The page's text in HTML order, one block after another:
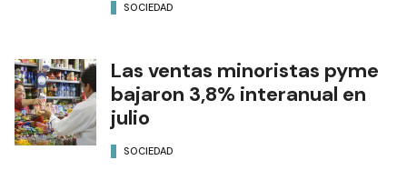
SOCIEDAD
Las ventas minoristas pyme
bajaron 3,8% interanual en
julio
SOCIEDAD